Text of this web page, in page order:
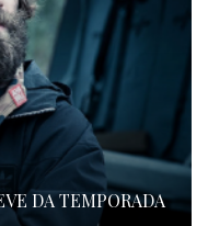
DA TEMPORADA